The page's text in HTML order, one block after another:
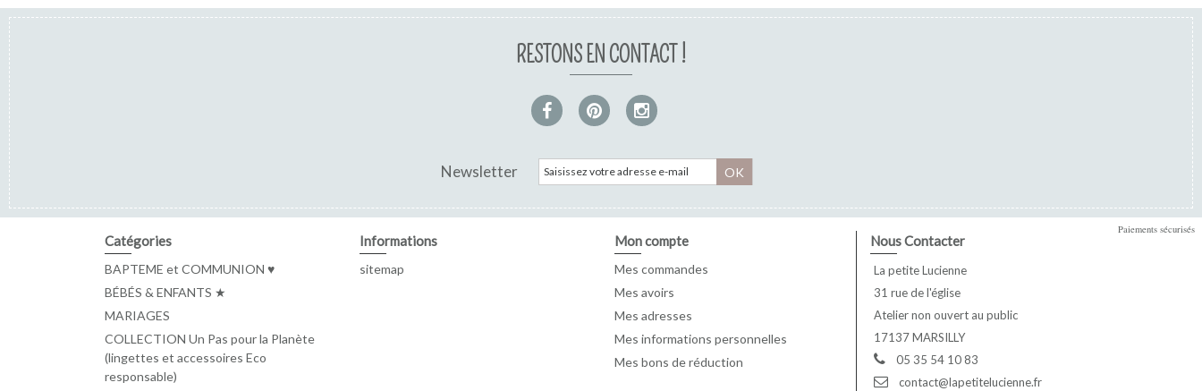
RESTONS EN CONTACT !
Newsletter OK
Catégories
BAPTEME et COMMUNION ♥
BÉBÉS & ENFANTS ★
MARIAGES
COLLECTION Un Pas pour la Planète
(lingettes et accessoires Eco
responsable)
Informations
sitemap
Mon compte
Mes commandes
Mes avoirs
Mes adresses
Mes informations personnelles
Mes bons de réduction
Nous Contacter
La petite Lucienne
31 rue de l'église
Atelier non ouvert au public
17137 MARSILLY
05 35 54 10 83
contact@lapetitelucienne.fr
Paiements sécurisés